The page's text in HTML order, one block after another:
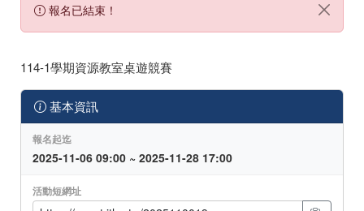
報名已結束！
114-1學期資源教室桌遊競賽
基本資訊
報名起迄
2025-11-06 09:00 ~ 2025-11-28 17:00
活動短網址